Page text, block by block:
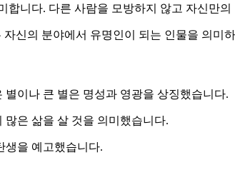
니다. 다른 사람을 모방하지 않고 자신만
신의 분야에서 유명인이 되는 인물을 의미
이나 큰 별은 명성과 영광을 상징했습니다.
은 삶을 살 것을 의미했습니다.
생을 예고했습니다.